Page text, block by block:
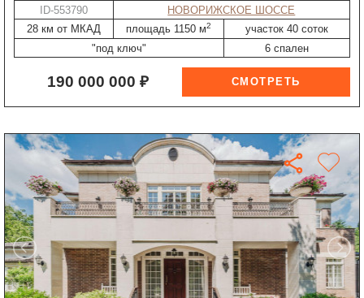
ID-553790
НОВОРИЖСКОЕ ШОССЕ
28 км от МКАД
площадь 1150 м2
участок 40 соток
"под ключ"
6 спален
190 000 000 ₽